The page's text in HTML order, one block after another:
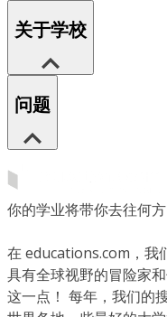
关于学校
问题
你的学业将带你去往何方
在 educations.com，我
具有全球视野的冒险家
这一点！ 每年，我们的